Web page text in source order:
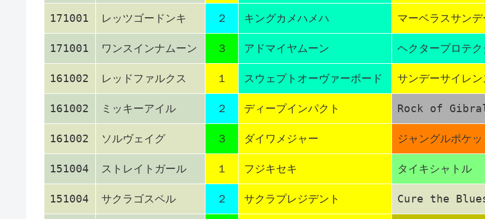
171001 レッツゴードンキ ２ キングカメハメハ マーベラスサンデ
171001 ワンスインナムーン ３ アドマイヤムーン ヘクタープロテク
161002 レッドファルクス １ スウェプトオーヴァーボード サンデーサイレン
161002 ミッキーアイル ２ ディープインパクト Rock of
161002 ソルヴェイグ ３ ダイワメジャー ジャングルポケッ
151004 ストレイトガール １ フジキセキ タイキシャトル
151004 サクラゴスペル ２ サクラプレジデント Cure the